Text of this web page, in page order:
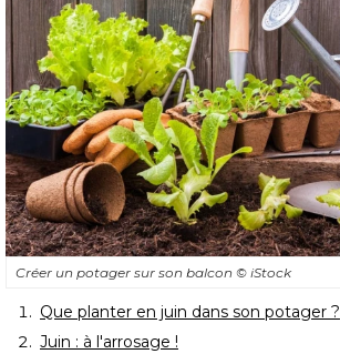
Créer un potager sur son balcon © iStock
Que planter en juin dans son potager ?
Juin : à l'arrosage !